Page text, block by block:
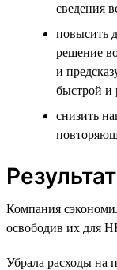
сведения
повысить
решение
и
быстрой и
снизить
Компания
освободив их для
Убрала расходы на